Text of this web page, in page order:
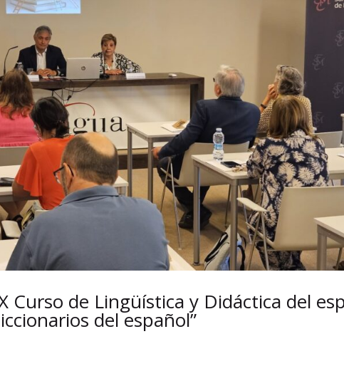
Curso de Lingüística y Didáctica del
del español”